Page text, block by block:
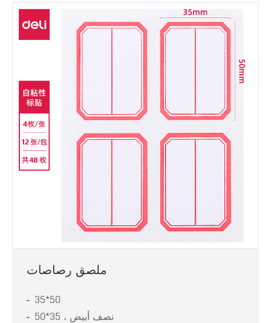
ملصق رصاصات
35*50
نصف أبيض ، 35*50